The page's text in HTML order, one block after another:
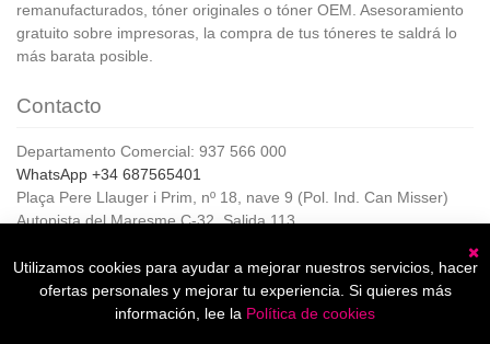
remanufacturados, tóner originales o tóner OEM. Asesoramiento
gratuito sobre impresoras, la compra de tus tóneres te saldrá lo
más barata posible.
Contacto
Departamento Comercial: 937 566 000
WhatsApp +34 687565401
Plaça Pere Llauger i Prim, nº 18, nave 9 (Pol. Ind. Can Misser)
Autopista del Maresme C-32, Salida 113
Horario de Atención al cliente:
De lunes a jueves de 8:00 a 17:00,
Viernes de 8:00 a 15:00
Utilizamos cookies para ayudar a mejorar nuestros servicios, hacer
ofertas personales y mejorar tu experiencia. Si quieres más
información, lee la Política de cookies